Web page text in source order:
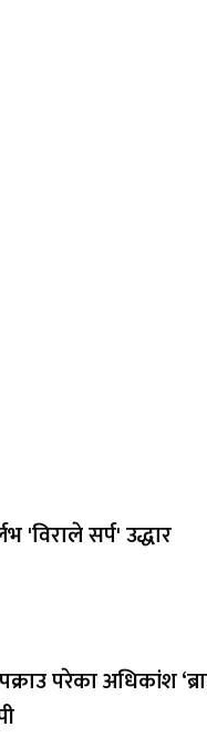
'विराले सर्प' उद्धार
परेका अधिकांश